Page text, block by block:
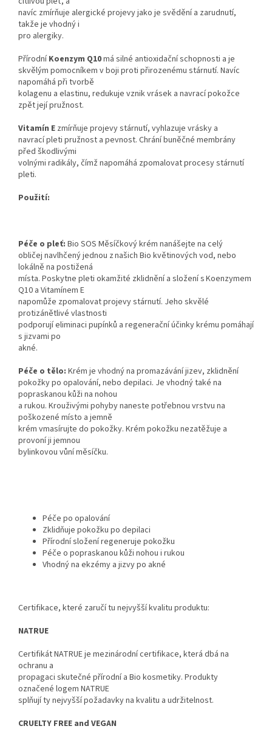
navíc zmírňuje alergické projevy jako je svědění a zarudnutí,
takže je vhodný i
pro alergiky.
Přírodní Koenzym Q10má silné antioxidační schopnosti a je
skvělým pomocníkem v boji proti přirozenému stárnutí. Navíc
napomáhá při tvorbě
kolagenu a elastinu, redukuje vznik vrásek a navrací pokožce
zpět její pružnost.
Vitamín E zmírňuje projevy stárnutí, vyhlazuje vrásky a
navrací pleti pružnost a pevnost. Chrání buněčné membrány
před škodlivými
volnými radikály, čímž napomáhá zpomalovat procesy stárnutí
pleti.
Použití:
Péče o pleť: Bio SOS Měsíčkový krém nanášejte na celý
obličej navlhčený jednou z našich Bio květinových vod, nebo
lokálně na postižená
místa. Poskytne pleti okamžité zklidnění a složení s Koenzymem
Q10 a Vitamínem E
napomůže zpomalovat projevy stárnutí. Jeho skvělé
protizánětlivé vlastnosti
podporují eliminaci pupínků a regenerační účinky krému pomáhají
s jizvami po
akné.
Péče o tělo: Krém je vhodný na promazávání jizev, zklidnění
pokožky po opalování, nebo depilaci. Je vhodný také na
popraskanou kůži na nohou
a rukou. Krouživými pohyby naneste potřebnou vrstvu na
poškozené místo a jemně
krém vmasírujte do pokožky. Krém pokožku nezatěžuje a
provoní ji jemnou
bylinkovou vůní měsíčku.
Péče po opalování
Zklidňuje pokožku po depilaci
Přírodní složení regeneruje pokožku
Péče o popraskanou kůži nohou i rukou
Vhodný na ekzémy a jizvy po akné
Certifikace, které zaručí tu nejvyšší kvalitu produktu:
NATRUE
Certifikát NATRUE je mezinárodní certifikace, která dbá na
ochranu a
propagaci skutečné přírodní a Bio kosmetiky. Produkty
označené logem NATRUE
splňují ty nejvyšší požadavky na kvalitu a udržitelnost.
CRUELTY FREE and VEGAN